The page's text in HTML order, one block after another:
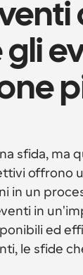
sfida, ma
offrono
in un
in
ed
le sfide